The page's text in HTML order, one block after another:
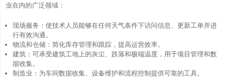
业在内的广泛领域：
现场服务：使技术人员能够在任何天气条件下访问信息、更新工单并进
行有效沟通。
物流和仓储：简化库存管理和跟踪，提高运营效率。
建筑：可承受建筑工地上的灰尘、跌落和极端温度，用于项目管理和数
据收集。
制造业：为车间数据收集、设备维护和流程控制提供可靠的工具。